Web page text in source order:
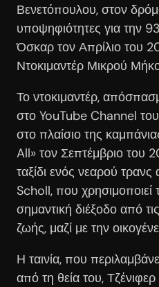
Βενετόπουλου, στον
υποψηφιότητες για την
Όσκαρ τον Απρίλιο του
Ντοκιμαντέρ Μικρού
Το ντοκιμαντέρ,
στο YouTube Channel
στο πλαίσιο της
All» τον Σεπτέμβριο του
ταξίδι ενός νεαρού
Scholl, που χρησιμοποιεί
σημαντική διέξοδο από
ζωής, μαζί με την
Η ταινία, που
από τη θεία του,